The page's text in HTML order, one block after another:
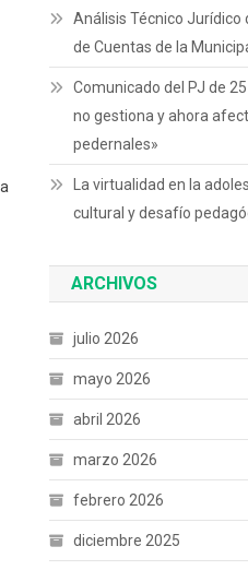
Análisis Técnico Jurídico
de Cuentas de la
Comunicado del PJ de
no gestiona y ahora
pedernales»
La virtualidad en la
cultural y desafío
ARCHIVOS
julio 2026
mayo 2026
abril 2026
marzo 2026
febrero 2026
diciembre 2025